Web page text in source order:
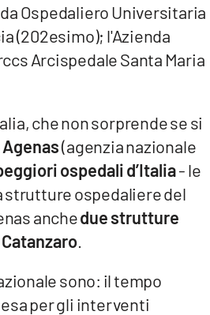
Ospedaliero Universitaria
(202esimo); l'Azienda
Arcispedale Santa Maria
che non sorprende se si
Agenas(agenzia nazionale
ospedali d’Italia- le
strutture ospedaliere del
anchedue strutture
.
sono: il tempo
per gli interventi